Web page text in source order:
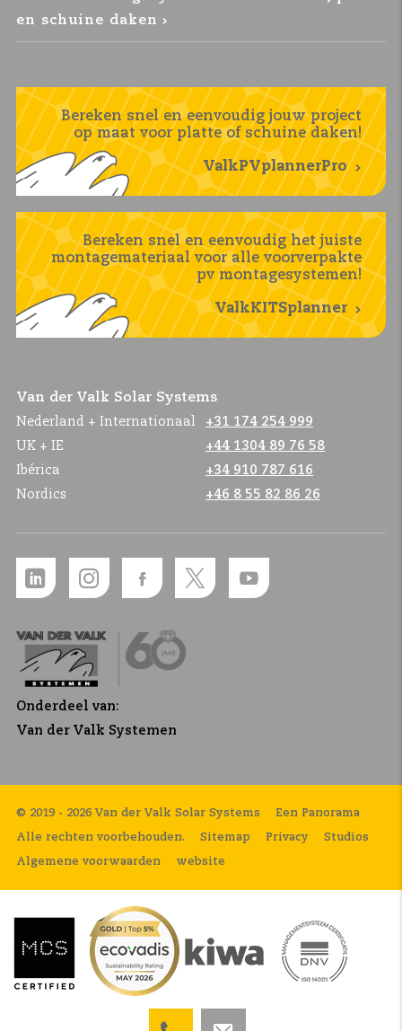
en schuine daken
Bereken snel en eenvoudig jouw project
op maat voor platte of schuine daken!
ValkPVplannerPro
Bereken snel en eenvoudig het juiste
montagemateriaal voor alle voorverpakte
pv montagesystemen!
ValkKITSplanner
Van der Valk Solar Systems
Nederland + Internationaal
+31 174 254 999
UK + IE
+44 1304 89 76 58
Ibérica
+34 910 787 616
Nordics
+46 8 55 82 86 26
Onderdeel van:
Van der Valk Systemen
© 2019 - 2026 Van der Valk Solar Systems
Alle rechten voorbehouden. Sitemap Privacy
Algemene voorwaarden
Een Panorama
Studios
website